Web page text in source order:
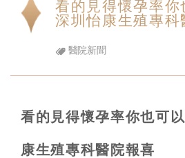
看的見得懷孕率你
深圳怡康生殖專科
醫院新聞
看的見得懷孕率你也可
康生殖專科醫院報喜